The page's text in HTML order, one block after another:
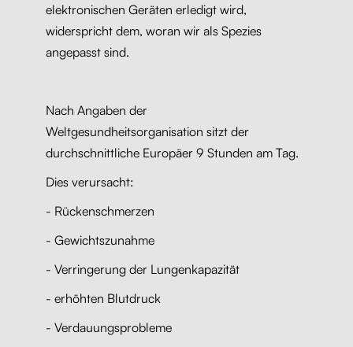
elektronischen Geräten erledigt wird,
widerspricht dem, woran wir als Spezies
angepasst sind.
Nach Angaben der
Weltgesundheitsorganisation sitzt der
durchschnittliche Europäer 9 Stunden am Tag.
Dies verursacht:
- Rückenschmerzen
- Gewichtszunahme
- Verringerung der Lungenkapazität
- erhöhten Blutdruck
- Verdauungsprobleme